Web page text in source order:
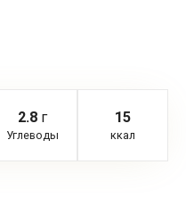
2.8г
Углеводы
15
ккал